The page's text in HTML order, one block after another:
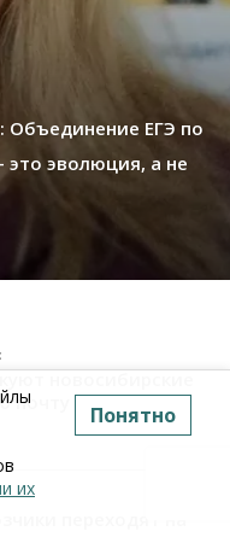
ЕГЭ по
эволюция, а не
переходят на
их
Понятно